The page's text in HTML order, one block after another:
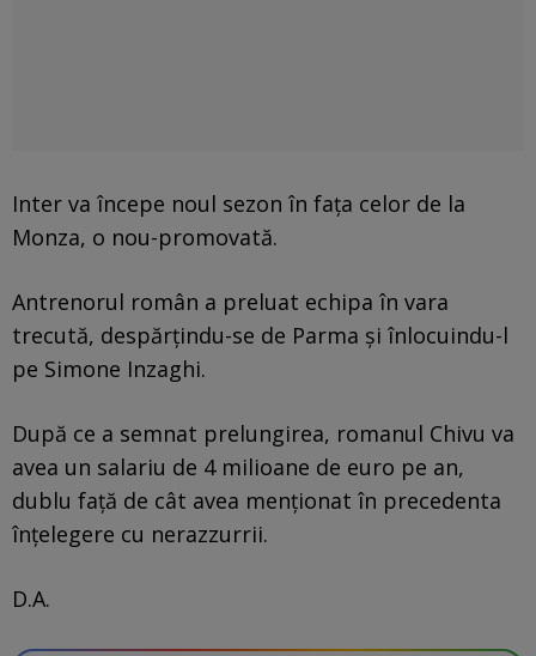
Inter va începe noul sezon în fața celor de la
Monza, o nou-promovată.
Antrenorul român a preluat echipa în vara
trecută, despărțindu-se de Parma și înlocuindu-l
pe Simone Inzaghi.
După ce a semnat prelungirea, romanul Chivu va
avea un salariu de 4 milioane de euro pe an,
dublu față de cât avea menționat în precedenta
înțelegere cu nerazzurrii.
D.A.